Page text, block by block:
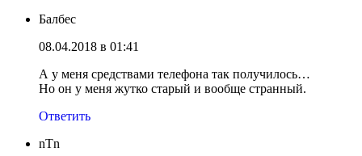
Балбес
08.04.2018 в 01:41
А у меня средствами телефона так получилось…
Но он у меня жутко старый и вообще странный.
Ответить
nTn